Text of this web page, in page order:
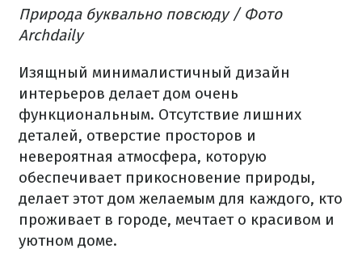
Природа буквально повсюду/ Фото
Archdaily
Изящный минималистичный дизайн
интерьеров делает дом очень
функциональным. Отсутствие лишних
деталей, отверстие просторов и
невероятная атмосфера, которую
обеспечивает прикосновение природы,
делает этот дом желаемым для каждого, кто
проживает в городе, мечтает о красивом и
уютном доме.